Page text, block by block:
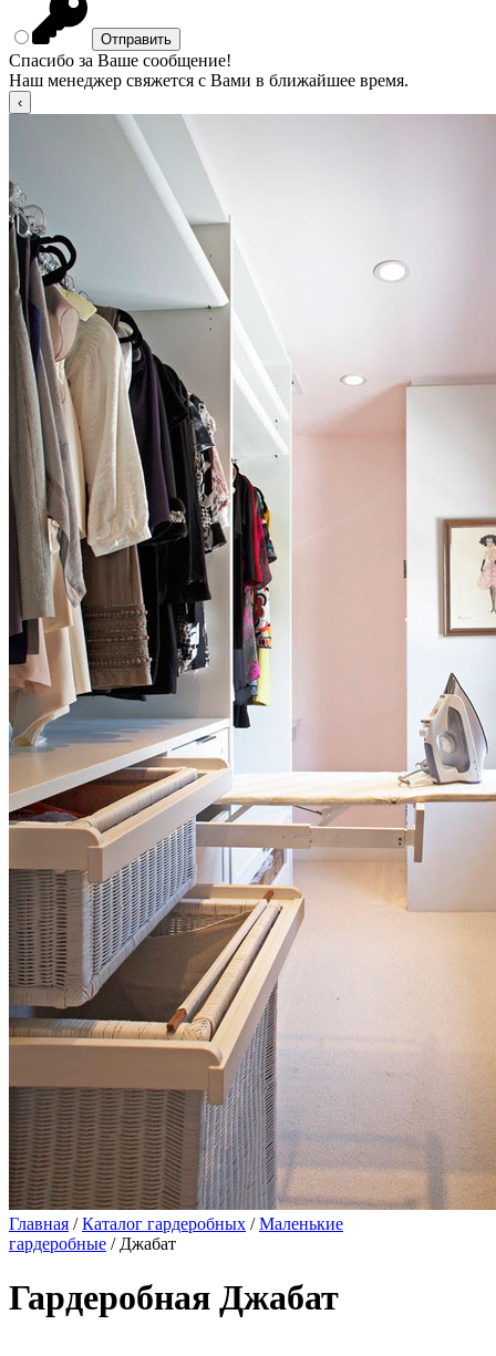
Спасибо за Ваше сообщение!
Наш менеджер свяжется с Вами в ближайшее время.
Главная /Каталог гардеробных /Маленькие
гардеробные / Джабат
Гардеробная Джабат